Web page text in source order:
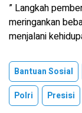
” Langkah
meringankan
menjalani
Bantuan Sosial
Polri
Presisi